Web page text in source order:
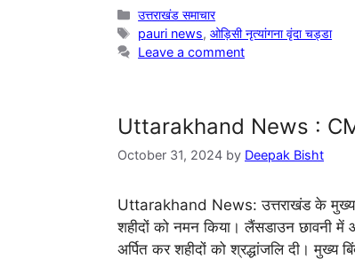
Categories
उत्तराखंड समाचार
Tags
pauri news,ओड़िसी नृत्यांगना वृंदा चड्डा
Leave a comment
Uttarakhand News : CM
October 31, 2024 by Deepak Bisht
Uttarakhand News: उत्तराखंड के
शहीदों को नमन किया। लैंसडाउन छावनी में
अर्पित कर शहीदों को श्रद्धांजलि दी। मुख्य